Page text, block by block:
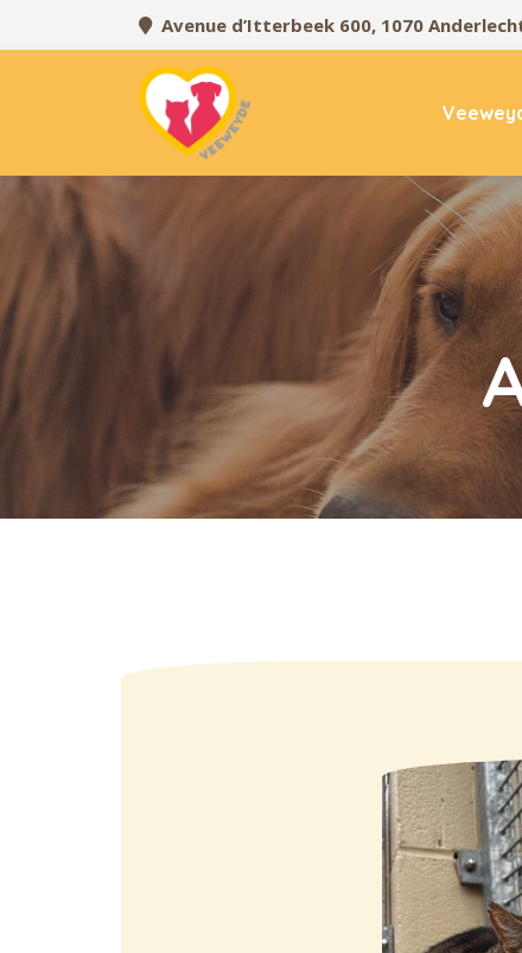
Avenue d’Itterbeek 600, 1070